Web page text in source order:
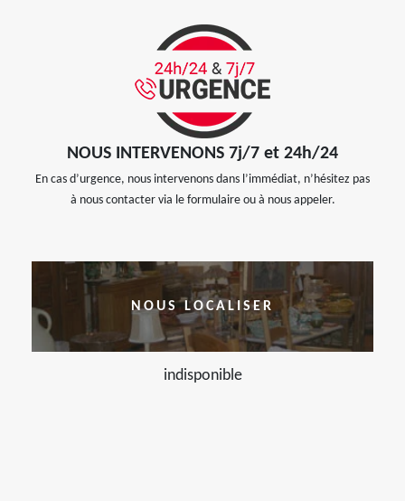
NOUS INTERVENONS 7j/7 et 24h/24
En cas d’urgence, nous intervenons dans l’immédiat, n’hésitez pas
à nous contacter via le formulaire ou à nous appeler.
NOUS LOCALISER
indisponible